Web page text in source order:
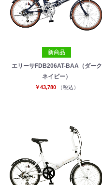
新商品
エリーサFDB206AT-BAA（ダーク
ネイビー）
￥43,780 （税込）